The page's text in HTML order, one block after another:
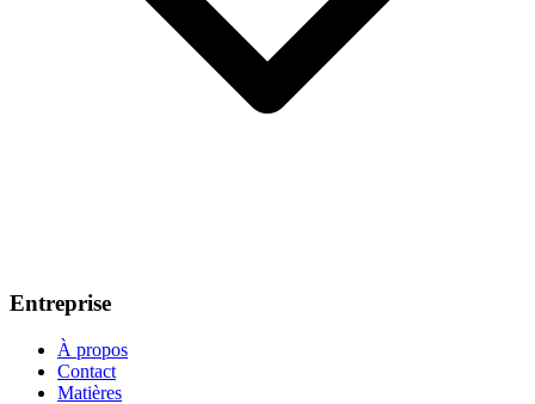
Entreprise
À propos
Contact
Matières